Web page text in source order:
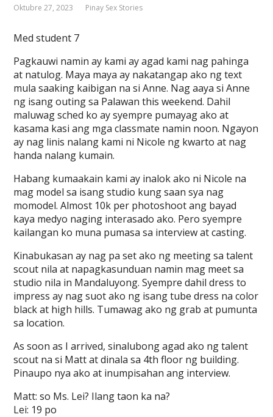
Oktubre 27, 2023 Pinay Sex Stories
Med student 7
Pagkauwi namin ay kami ay agad kami nag pahinga
at natulog. Maya maya ay nakatangap ako ng text
mula saaking kaibigan na si Anne. Nag aaya si Anne
ng isang outing sa Palawan this weekend. Dahil
maluwag sched ko ay syempre pumayag ako at
kasama kasi ang mga classmate namin noon. Ngayon
ay nag linis nalang kami ni Nicole ng kwarto at nag
handa nalang kumain.
Habang kumaakain kami ay inalok ako ni Nicole na
mag model sa isang studio kung saan sya nag
momodel. Almost 10k per photoshoot ang bayad
kaya medyo naging interasado ako. Pero syempre
kailangan ko muna pumasa sa interview at casting.
Kinabukasan ay nag pa set ako ng meeting sa talent
scout nila at napagkasunduan namin mag meet sa
studio nila in Mandaluyong. Syempre dahil dress to
impress ay nag suot ako ng isang tube dress na color
black at high hills. Tumawag ako ng grab at pumunta
sa location.
As soon as I arrived, sinalubong agad ako ng talent
scout na si Matt at dinala sa 4th floor ng building.
Pinaupo nya ako at inumpisahan ang interview.
Matt: so Ms. Lei? Ilang taon ka na?
Lei: 19 po